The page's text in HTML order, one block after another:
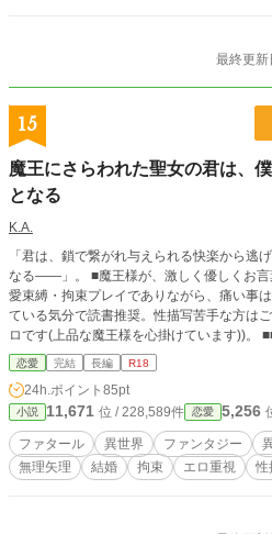
最終更
15
魔王にさらわれた聖女の君は、
となる
K.A.
「君は、鎖で繋がれ与えられる快楽から逃
なる――」。 ■魔王様が、激しく優しくお言
愛束縛・拘束プレイでありながら、痛い事
ている気分で読書推奨。性描写苦手な方は
ロです(上品な魔王様を心掛けています))。
愛・監禁拘束・エロ』おまけ短編投稿しま
クセス[ https://novel18.syosetu.com/
イロットになった私は、敵方・イケメン僕
す』) ■■ ■【！】『対話体小説』の読みに
ール」、「句点ルール」を使っています。
で『情景描写』となり、物語としても成立
豪の作品も発表されています。文芸の心を
味/触手 ■ 【→ガイドラインに対する表記】
恋愛 完結 長編 R18
24h.ポイント 85pt
小説 11,671 位 / 228,589件 恋愛 5,256
ファタール 異世界 ファンタジー
無理矢理
結婚 拘束 エロ重視 性